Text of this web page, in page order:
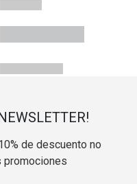
de descuento no
promociones